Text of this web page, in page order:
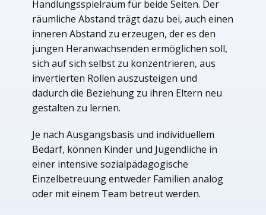
Handlungsspielraum für beide Seiten. Der
räumliche Abstand trägt dazu bei, auch einen
inneren Abstand zu erzeugen, der es den
jungen Heranwachsenden ermöglichen soll,
sich auf sich selbst zu konzentrieren, aus
invertierten Rollen auszusteigen und
dadurch die Beziehung zu ihren Eltern neu
gestalten zu lernen.
Je nach Ausgangsbasis und individuellem
Bedarf, können Kinder und Jugendliche in
einer intensive sozialpädagogische
Einzelbetreuung entweder Familien analog
oder mit einem Team betreut werden.